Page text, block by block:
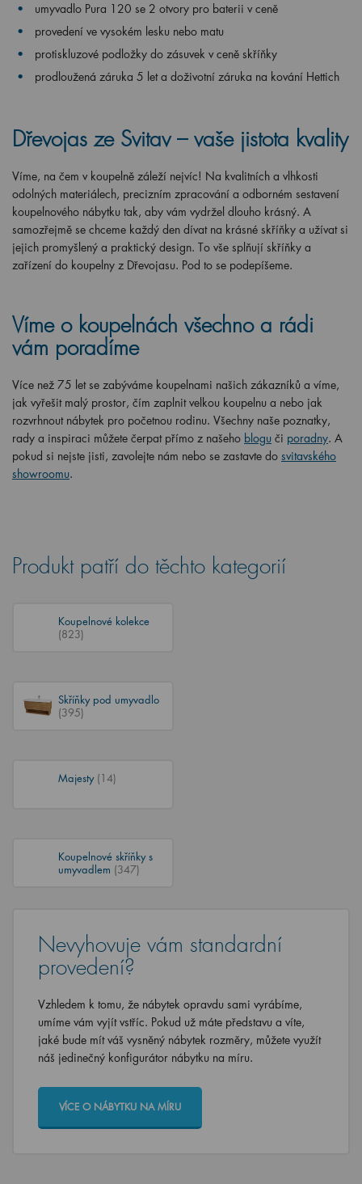
umyvadlo Pura 120 se 2 otvory pro baterii v ceně
provedení ve vysokém lesku nebo matu
protiskluzové podložky do zásuvek v ceně skříňky
prodloužená záruka 5 let a doživotní záruka na kování Hettich
Dřevojas ze Svitav – vaše jistota kvality
Víme, na čem v koupelně záleží nejvíc! Na kvalitních a vlhkosti
odolných materiálech, precizním zpracování a odborném sestavení
koupelnového nábytku tak, aby vám vydržel dlouho krásný. A
samozřejmě se chceme každý den dívat na krásné skříňky a užívat si
jejich promyšlený a praktický design. To vše splňují skříňky a
zařízení do koupelny z Dřevojasu. Pod to se podepíšeme.
Víme o koupelnách všechno a rádi
vám poradíme
Více než 75 let se zabýváme koupelnami našich zákazníků a víme,
jak vyřešit malý prostor, čím zaplnit velkou koupelnu a nebo jak
rozvrhnout nábytek pro početnou rodinu. Všechny naše poznatky,
rady a inspiraci můžete čerpat přímo z našeho blogu či poradny. A
pokud si nejste jisti, zavolejte nám nebo se zastavte do svitavského
showroomu.
Produkt patří do těchto kategorií
Koupelnové kolekce
(823)
Skříňky pod umyvadlo
(395)
Majesty (14)
Koupelnové skříňky s
umyvadlem (347)
Nevyhovuje vám standardní
provedení?
Vzhledem k tomu, že nábytek opravdu sami vyrábíme,
umíme vám vyjít vstříc. Pokud už máte představu a víte,
jaké bude mít váš vysněný nábytek rozměry, můžete využít
náš jedinečný konfigurátor nábytku na míru.
VÍCE O NÁBYTKU NA MÍRU